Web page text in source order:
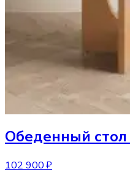
Обеденный стол
102 900 ₽